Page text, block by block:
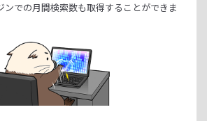
ンでの月間検索数も取得することができま